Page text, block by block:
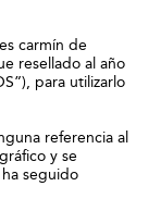
carmín de
resellado al año
para utilizarlo
referencia al
y se
seguido